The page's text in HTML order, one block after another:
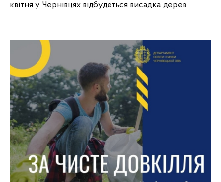
квітня у Чернівцях відбудеться висадка дерев.